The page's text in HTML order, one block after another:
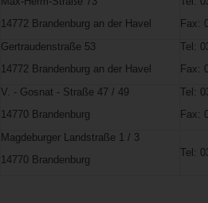
14772 Brandenburg an der Havel
Fax:
Gertraudenstraße 53
14772 Brandenburg an der Havel
Tel:
Fax:
V. - Gosnat - Straße 47 / 49
14770 Brandenburg
Tel:
Fax:
Magdeburger Landstraße 1 / 3
14770 Brandenburg
Tel: